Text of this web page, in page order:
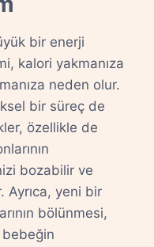
bir enerji
kalori yakmanıza
neden olur.
bir süreç de
özellikle de
bozabilir ve
Ayrıca, yeni bir
bölünmesi,